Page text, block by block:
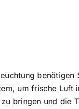
benötigen
um frische Luft
bringen und die